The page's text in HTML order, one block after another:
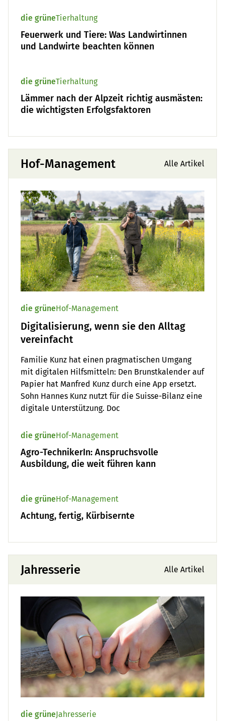
die grüneTierhaltung
Feuerwerk und Tiere: Was Landwirtinnen
und Landwirte beachten können
die grüneTierhaltung
Lämmer nach der Alpzeit richtig ausmästen:
die wichtigsten Erfolgsfaktoren
Hof-Management Alle Artikel
die grüneHof-Management
Digitalisierung, wenn sie den Alltag
vereinfacht
Familie Kunz hat einen pragmatischen Umgang
mit digitalen Hilfsmitteln: Den Brunstkalender auf
Papier hat Manfred Kunz durch eine App ersetzt.
Sohn Hannes Kunz nutzt für die Suisse-Bilanz eine
digitale Unterstützung. Doc
die grüneHof-Management
Agro-TechnikerIn: Anspruchsvolle
Ausbildung, die weit führen kann
die grüneHof-Management
Achtung, fertig, Kürbisernte
Jahresserie Alle Artikel
die grüneJahresserie